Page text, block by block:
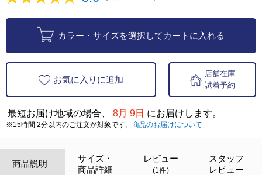
カラー・サイズを選択してカートに入れる
お気に入りに追加
店舗在庫
試着予約
最短お届け地域の場合、 8月 9日 にお届けします。
※15時間 2分以内のご注文が対象です。 商品のお届けについて
商品説明
サイズ・
商品詳細
レビュー
(1件)
スタッフ
レビュー